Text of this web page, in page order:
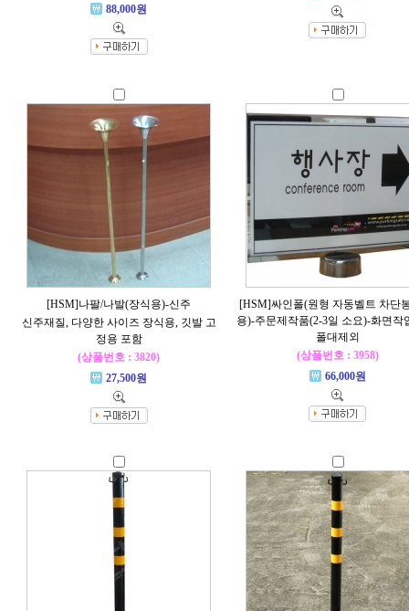
88,000원
[HSM]나팔/나발(장식용)-신주
신주재질, 다양한 사이즈 장식용, 깃발 고
정용 포함
(상품번호 : 3820)
27,500원
[HSM]싸인폴(원형 자동벨트 차단
용)-주문제작품(2-3일 소요)-화면작
폴대제외
(상품번호 : 3958)
66,000원